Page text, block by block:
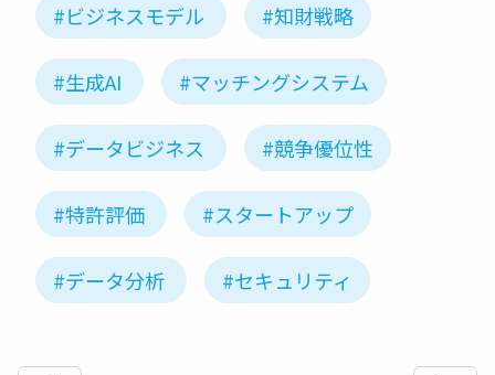
#ビジネスモデル #知財戦略
#生成AI #マッチングシステム
#データビジネス #競争優位性
#特許評価 #スタートアップ
#データ分析 #セキュリティ